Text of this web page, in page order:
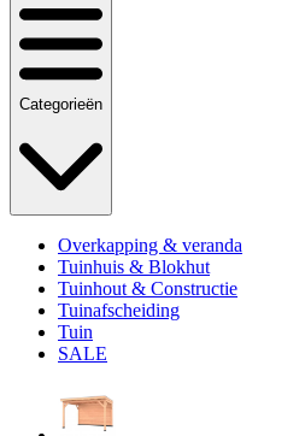
Categorieën
Overkapping & veranda
Tuinhuis & Blokhut
Tuinhout & Constructie
Tuinafscheiding
Tuin
SALE